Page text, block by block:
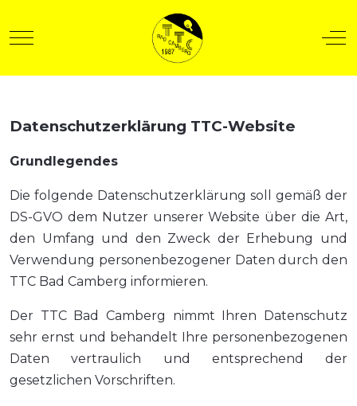
Mobile Menu Toggle
Datenschutzerklärung TTC-Website
Grundlegendes
Die folgende Datenschutzerklärung soll gemäß der
DS-GVO dem Nutzer unserer Website über die Art,
den Umfang und den Zweck der Erhebung und
Verwendung personenbezogener Daten durch den
TTC Bad Camberg informieren.
Der TTC Bad Camberg nimmt Ihren Datenschutz
sehr ernst und behandelt Ihre personenbezogenen
Daten vertraulich und entsprechend der
gesetzlichen Vorschriften.
anzeigen